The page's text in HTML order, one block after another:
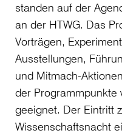
standen auf der
an der HTWG. Das
Vorträgen,
Ausstellungen,
und Mitmach-
der Programmpunkte
geeignet. Der Eintritt
Wissenschaftsnacht